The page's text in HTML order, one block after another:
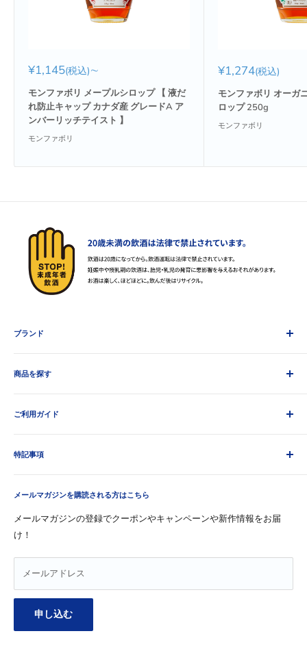
販
価
格
¥1,145(税込)∼
モンファボリ メープルシロップ 【 液だ
れ防止キャップ カナダ産 グレードA ア
ンバーリッチテイスト 】
モンファボリ
販
価
格
¥1,274(税込)
モンファボリ オーガ
ロップ 250g
モンファボリ
ブランド
HAMPSTEAD TEAハムステッドティー
LATINO ラティーノ
LOMBARD ロンバード
MON FAVORI モンファボリ
TOMINAGAオリジナル
シーニュカメリン
商品を探す
紅茶・ココア
ワイン
オリーブオイル
パスタ
お菓子
メープルシロップ
ご利用ガイド
配送について
FAQ
お問い合わせ
特記事項
特定商取引法に関する表記
プライバシーポリシー
返金ポリシー
メールマガジンを購読される方はこちら
メールマガジンの登録でクーポンやキャンペーンや新作情報をお届
け！
メールアドレス
申し込む